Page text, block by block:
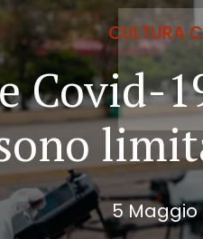
CULTURA
Covid-
5 Maggio